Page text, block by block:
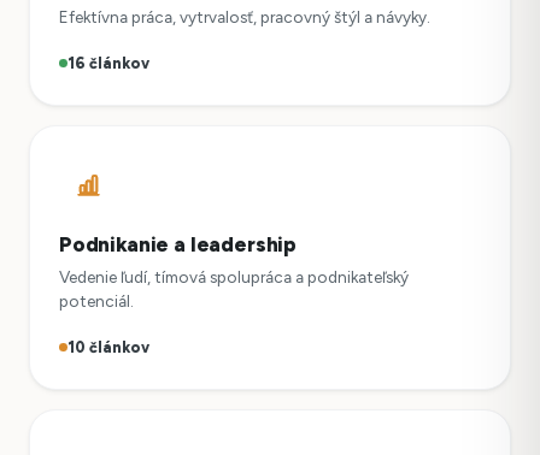
Efektívna práca, vytrvalosť, pracovný štýl a návyky.
16 článkov
Podnikanie a leadership
Vedenie ľudí, tímová spolupráca a podnikateľský
potenciál.
10 článkov